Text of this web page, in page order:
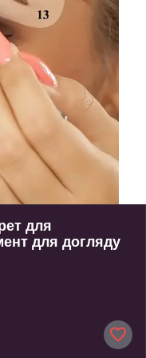
для
для догляду